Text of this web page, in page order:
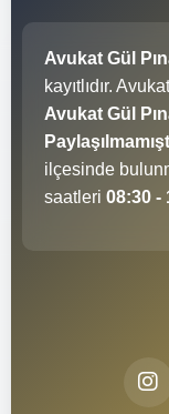
Avukat Gül
kayıtlıdır.
Avukat Gül
ilçesinde
saatleri 08:30 -